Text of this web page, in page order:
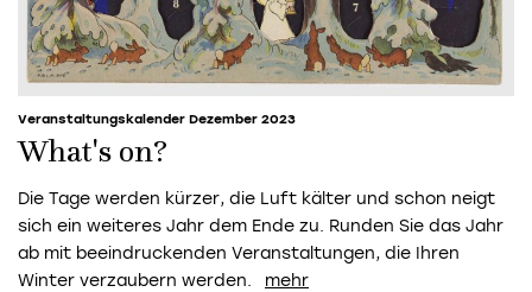
Veranstaltungskalender Dezember 2023
What's on?
Die Tage werden kürzer, die Luft kälter und schon neigt
sich ein weiteres Jahr dem Ende zu. Runden Sie das Jahr
ab mit beeindruckenden Veranstaltungen, die Ihren
Winter verzaubern werden.